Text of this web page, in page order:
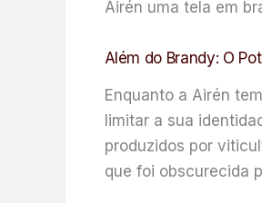
Airén uma tela em
Além do Brandy: O
Enquanto a Airén
limitar a sua
produzidos por
que foi obscurecida